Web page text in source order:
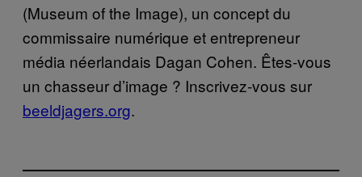
(Museum of the Image), un concept du
commissaire numérique et entrepreneur
média néerlandais Dagan Cohen. Êtes-vous
un chasseur d’image ? Inscrivez-vous sur
beeldjagers.org.